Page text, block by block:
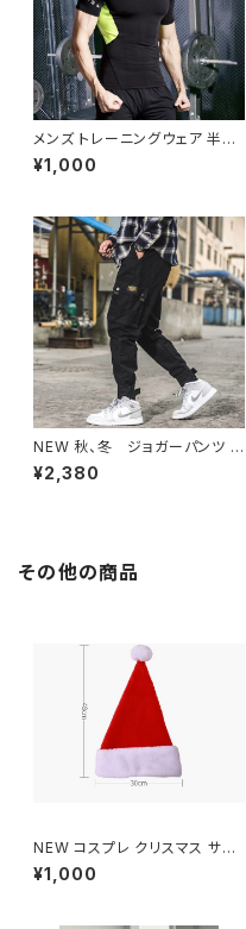
メンズ トレーニングウェア 半袖
Tシャツ トレーニング エクササ
イズ 男性 XL ブラック 新品
¥1,000
NEW 秋、冬 ジョガーパンツ メ
ンズ カーゴ テーパード Lサイ
ズ ブラック 新品
¥2,380
その他の商品
NEW コスプレ クリスマス サン
タ 帽子 サンタクロースグッズ ふ
わふわ
¥1,000